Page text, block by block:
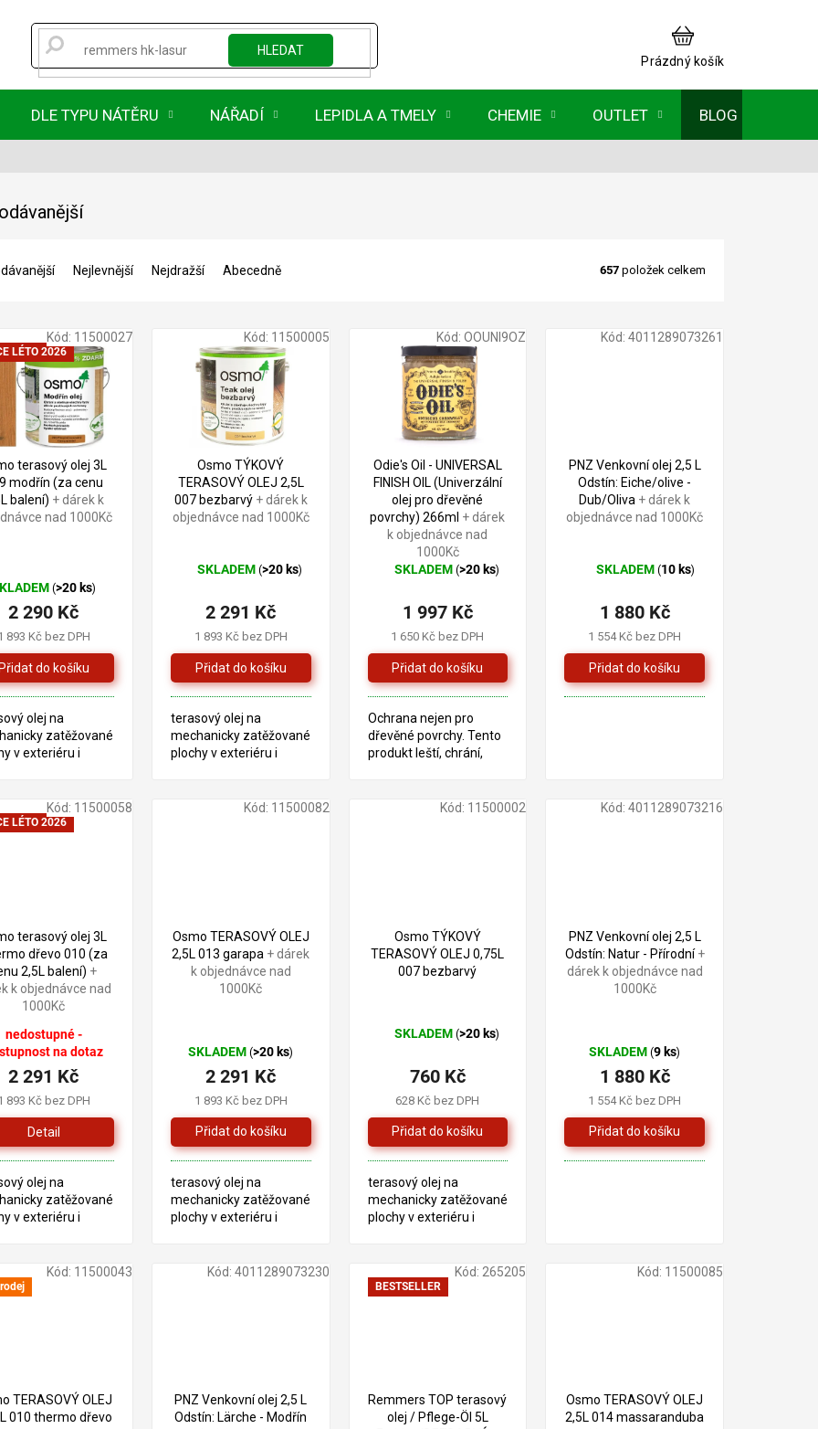
HLEDAT
NÁKUPNÍ
KOŠÍK
Prázdný košík
DLE TYPU NÁTĚRU NÁŘADÍ LEPIDLA A TMELY CHEMIE OUTLET BLOG
Nejlevnější Nejdražší Abecedně 657 položek celkem
LÉTO 2026
terasový olej 3L
modřín (za cenu
balení) + dárek k
nad 1000Kč
(>20 ks)
893 Kč bez DPH
2 290 Kč
olej na
zatěžované
v exteriéru i
LIST
Kód: 11500027
Osmo TÝKOVÝ
TERASOVÝ OLEJ 2,5L
007 bezbarvý + dárek k
objednávce nad 1000Kč
Průměrné
produktu
5
hvězdiček.
SKLADEM (>20 ks)
1 893 Kč bez DPH
2 291 Kč
terasový olej na
mechanicky zatěžované
plochy v exteriéru i
TECHNICKÝ LIST
Kód: 11500005
Odie's Oil - UNIVERSAL
FINISH OIL (Univerzální
olej pro dřevěné
povrchy) 266ml + dárek
k objednávce nad
1000Kč
Průměrné
produktu
5
hvězdiček.
SKLADEM (>20 ks)
1 650 Kč bez DPH
1 997 Kč
Ochrana nejen pro
dřevěné povrchy. Tento
produkt leští, chrání,
Kód:OOUNI9OZ
PNZ Venkovní olej 2,5 L
Odstín: Eiche/olive -
Dub/Oliva + dárek k
objednávce nad 1000Kč
Průměrné
produktu
5
hvězdiček.
SKLADEM (10 ks)
1 554 Kč bez DPH
1 880 Kč
Kód: 4011289073261
LÉTO 2026
terasový olej 3L
dřevo 010 (za
2,5L balení) +
k objednávce nad
1000Kč
nedostupné -
na dotaz
893 Kč bez DPH
2 291 Kč
Detail
olej na
zatěžované
v exteriéru i
LIST
Kód: 11500058
Osmo TERASOVÝ OLEJ
2,5L 013 garapa + dárek
k objednávce nad
1000Kč
SKLADEM(>20 ks)
1 893 Kč bez DPH
2 291 Kč
terasový olej na
mechanicky zatěžované
plochy v exteriéru i
TECHNICKÝ LIST
Kód: 11500082
Osmo TÝKOVÝ
TERASOVÝ OLEJ 0,75L
007 bezbarvý
Průměrné
produktu
5
hvězdiček.
SKLADEM (>20 ks)
628 Kč bez DPH
760 Kč
terasový olej na
mechanicky zatěžované
plochy v exteriéru i
Kód: 11500002
PNZ Venkovní olej 2,5 L
Odstín: Natur - Přírodní+
dárek k objednávce nad
1000Kč
SKLADEM(9 ks)
1 554 Kč bez DPH
1 880 Kč
Kód: 4011289073216
TERASOVÝ OLEJ
010 thermo dřevo
Kód: 11500043
PNZ Venkovní olej 2,5 L
Odstín: Lärche - Modřín
Kód: 4011289073230
BESTSELLER
Remmers TOP terasový
olej / Pflege-Öl 5L
Kód: 265205
Osmo TERASOVÝ OLEJ
2,5L 014 massaranduba
Kód: 11500085